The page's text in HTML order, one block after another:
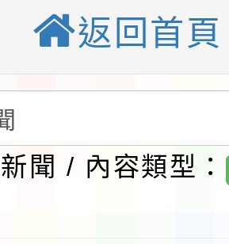
」海洋艇及
公費接種對象擴
年度迎新活動暨
流程表
學年度第1學
考代課鐘點教
辦理後續甄選)
桃園市115學年
要點」1份
115學年度學生
返回首頁
聞 / 內容類型：